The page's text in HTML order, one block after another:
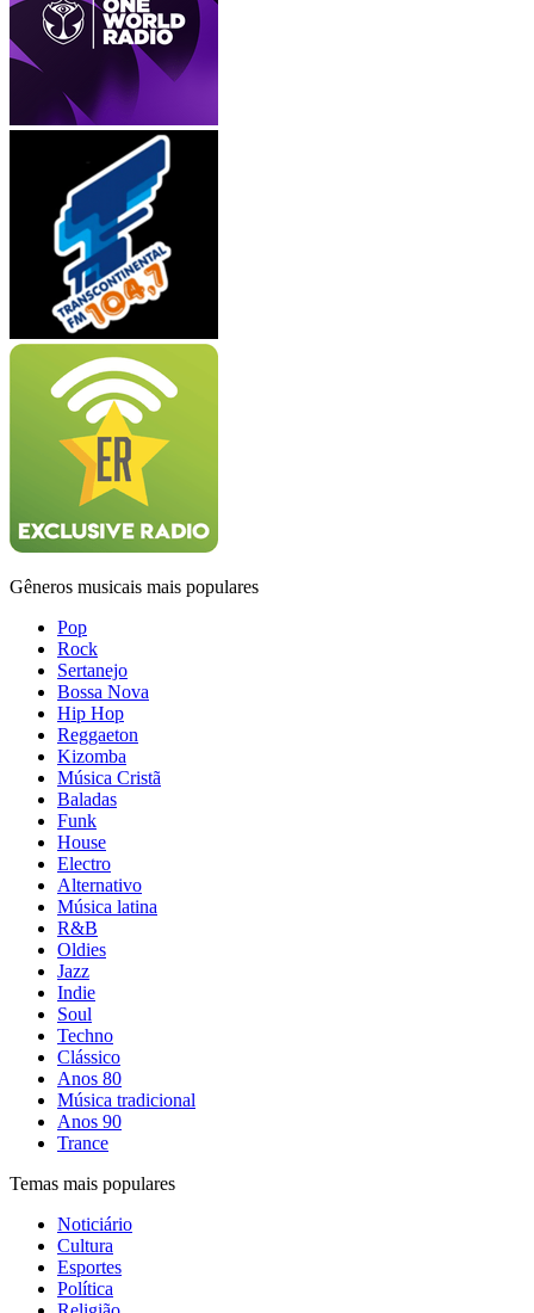
Gêneros musicais mais populares
Pop
Rock
Sertanejo
Bossa Nova
Hip Hop
Reggaeton
Kizomba
Música Cristã
Baladas
Funk
House
Electro
Alternativo
Música latina
R&B
Oldies
Jazz
Indie
Soul
Techno
Clássico
Anos 80
Música tradicional
Anos 90
Trance
Temas mais populares
Noticiário
Cultura
Esportes
Política